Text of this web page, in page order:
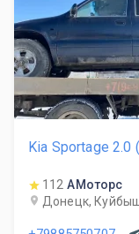
Kia Sportage 2.0
112 АМоторс
Донецк,